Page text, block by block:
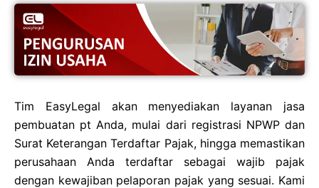
Tim EasyLegal akan menyediakan layanan jasa
pembuatan pt Anda, mulai dari registrasi NPWP dan
Surat Keterangan Terdaftar Pajak, hingga memastikan
perusahaan Anda terdaftar sebagai wajib pajak
dengan kewajiban pelaporan pajak yang sesuai. Kami